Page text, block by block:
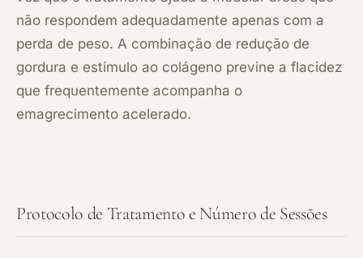
não respondem adequadamente apenas com a
perda de peso. A combinação de redução de
gordura e estímulo ao colágeno previne a flacidez
que frequentemente acompanha o
emagrecimento acelerado.
Protocolo de Tratamento e Número de Sessões